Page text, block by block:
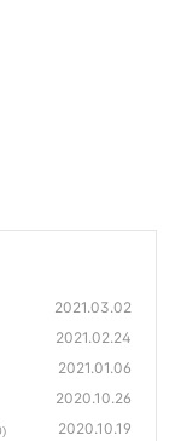
2021.03.02
2021.02.24
2021.01.06
2020.10.26
2020.10.19